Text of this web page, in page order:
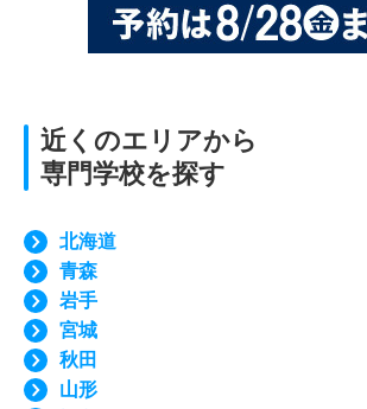
近くのエリアから
専門学校を探す
北海道
青森
岩手
宮城
秋田
山形